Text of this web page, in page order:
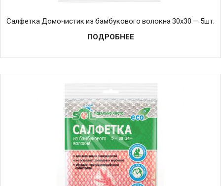
Салфетка Домочистик из бамбукового волокна 30х30 — 5шт.
ПОДРОБНЕЕ